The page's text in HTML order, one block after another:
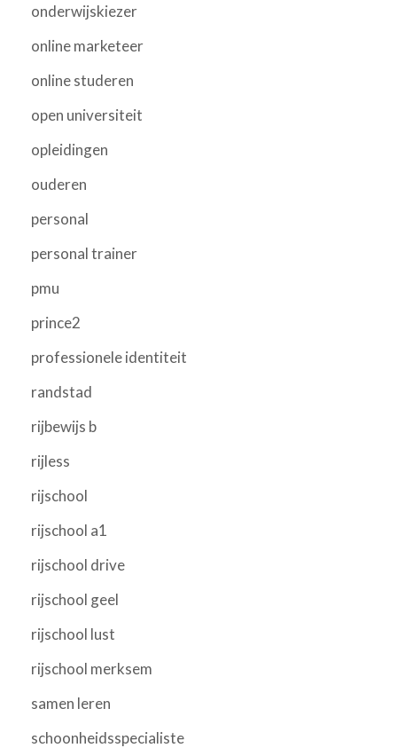
onderwijskiezer
online marketeer
online studeren
open universiteit
opleidingen
ouderen
personal
personal trainer
pmu
prince2
professionele identiteit
randstad
rijbewijs b
rijless
rijschool
rijschool a1
rijschool drive
rijschool geel
rijschool lust
rijschool merksem
samen leren
schoonheidsspecialiste